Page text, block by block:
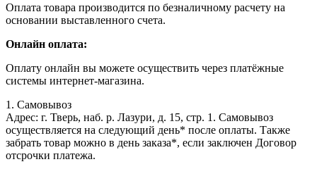
Оплата товара производится по безналичному расчету на
основании выставленного счета.
Онлайн оплата:
Оплату онлайн вы можете осуществить через платёжные
системы интернет-магазина.
1. Самовывоз
Адрес: г. Тверь, наб. р. Лазури, д. 15, стр. 1. Самовывоз
осуществляется на следующий день* после оплаты. Также
забрать товар можно в день заказа*, если заключен Договор
отсрочки платежа.